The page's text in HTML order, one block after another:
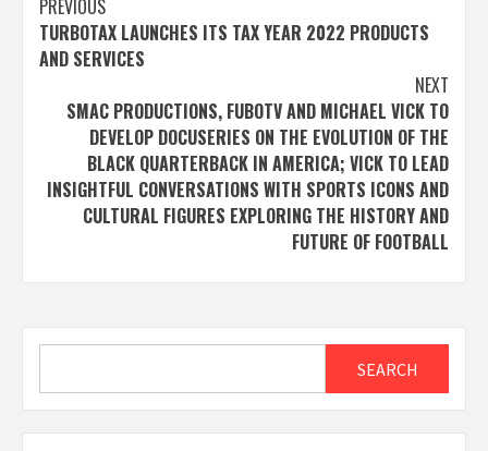
Post
navigation
PREVIOUS
TURBOTAX LAUNCHES ITS TAX YEAR 2022 PRODUCTS
AND SERVICES
NEXT
SMAC PRODUCTIONS, FUBOTV AND MICHAEL VICK TO
DEVELOP DOCUSERIES ON THE EVOLUTION OF THE
BLACK QUARTERBACK IN AMERICA; VICK TO LEAD
INSIGHTFUL CONVERSATIONS WITH SPORTS ICONS AND
CULTURAL FIGURES EXPLORING THE HISTORY AND
FUTURE OF FOOTBALL
SEARCH